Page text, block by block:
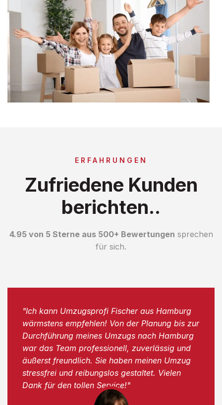
ERFAHRUNGEN
Zufriedene Kunden
berichten..
4.95 von 5 Sterne aus 500+ Bewertungen sprechen
für sich.
"Ich kann Umzugsprofi Fischer aus Hamburg
wärmstens empfehlen! Von der Planung bis zur
Durchführung meines Umzugs nach Hamburg
war das Team professionell, zuverlässig und
äußerst freundlich. Sie haben meinen Umzug
stressfrei und reibungslos gestaltet. Vielen
Dank für den tollen Service!"